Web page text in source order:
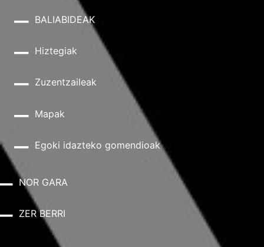
BALIABIDEAK
Hiztegiak
Zuzentzaileak
Mapak
Egoki idazteko gomendioak
NOR GARA
ZER BERRI